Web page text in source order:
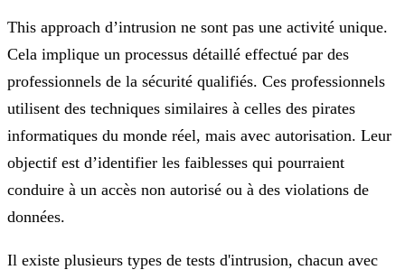
This approach d’intrusion ne sont pas une activité unique.
Cela implique un processus détaillé effectué par des
professionnels de la sécurité qualifiés. Ces professionnels
utilisent des techniques similaires à celles des pirates
informatiques du monde réel, mais avec autorisation. Leur
objectif est d’identifier les faiblesses qui pourraient
conduire à un accès non autorisé ou à des violations de
données.
Il existe plusieurs types de tests d'intrusion, chacun avec